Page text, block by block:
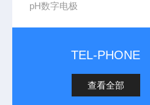
pH数字电极
TEL-PHONE
查看全部